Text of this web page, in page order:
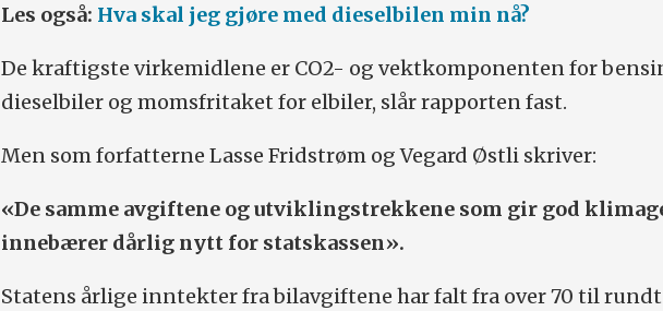
Les også: Hva skal jeg gjøre med dieselbilen min nå?
De kraftigste virkemidlene er CO2- og vektkomponenten for
dieselbiler og momsfritaket for elbiler, slår rapporten fast.
Men som forfatterne Lasse Fridstrøm og Vegard Østli skriver:
«De samme avgiftene og utviklingstrekkene som gir god
innebærer dårlig nytt for statskassen».
Statens årlige inntekter fra bilavgiftene har falt fra over 70 til rundt